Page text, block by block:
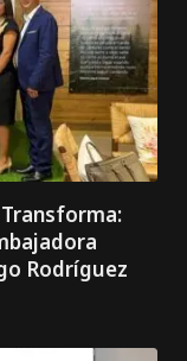
Rodríguez